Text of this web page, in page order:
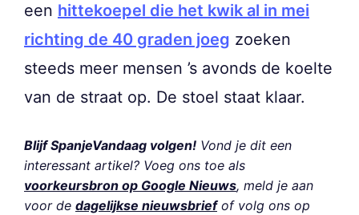
een hittekoepel die het kwik al in mei
richting de 40 graden joeg zoeken
steeds meer mensen ’s avonds de koelte
van de straat op. De stoel staat klaar.
Blijf SpanjeVandaag volgen! Vond je dit een
interessant artikel? Voeg ons toe als
voorkeursbron op Google Nieuws, meld je aan
voor de dagelijkse nieuwsbriefof volg ons op